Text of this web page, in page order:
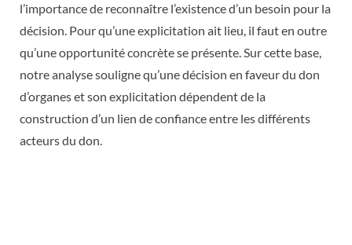
l’importance de reconnaître l’existence d’un besoin pour la
décision. Pour qu’une explicitation ait lieu, il faut en outre
qu’une opportunité concrète se présente. Sur cette base,
notre analyse souligne qu’une décision en faveur du don
d’organes et son explicitation dépendent de la
construction d’un lien de confiance entre les différents
acteurs du don.